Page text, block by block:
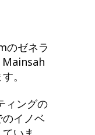
のゼネラ
Mainsah
。
ィングの
イノベ